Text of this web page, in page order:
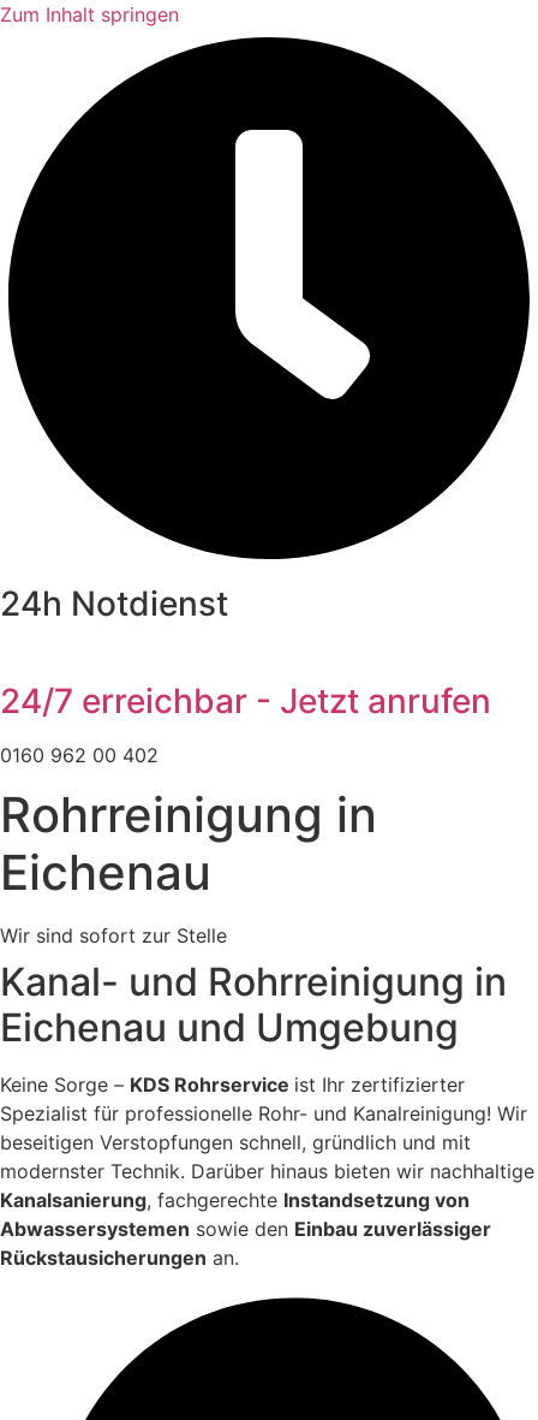
Zum Inhalt springen
24h Notdienst
24/7 erreichbar - Jetzt anrufen
0160 962 00 402
Rohrreinigung in
Eichenau
Wir sind sofort zur Stelle
Kanal- und Rohrreinigung in
Eichenau und Umgebung
Keine Sorge – KDS Rohrservice ist Ihr zertifizierter
Spezialist für professionelle Rohr- und Kanalreinigung! Wir
beseitigen Verstopfungen schnell, gründlich und mit
modernster Technik. Darüber hinaus bieten wir nachhaltige
Kanalsanierung, fachgerechte Instandsetzung von
Abwassersystemen sowie den Einbau zuverlässiger
Rückstausicherungen an.